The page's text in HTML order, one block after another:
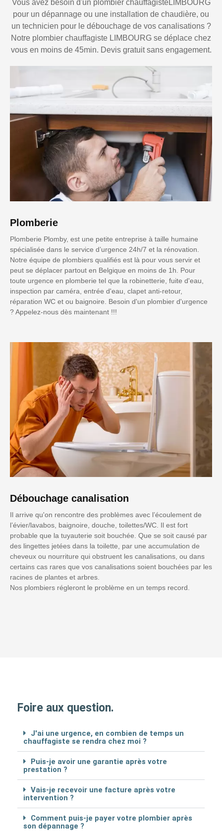
Vous avez besoin d'un plombier chauffagisteLIMBOURG
pour un dépannage ou une installation de chaudière, ou
un technicien pour le débouchage de vos canalisations ?
Notre plombier chauffagiste LIMBOURG se déplace chez
vous en moins de 45min. Devis gratuit sans engagement.
Plomberie
Plomberie Plomby, est une petite entreprise à taille humaine
spécialisée dans le service d’urgence 24h/7 et la rénovation.
Notre équipe de plombiers qualifiés est là pour vous servir et
peut se déplacer partout en Belgique en moins de 1h. Pour
toute urgence en plomberie tel que la robinetterie, fuite d'eau,
inspection par caméra, entrée d'eau, clapet anti-retour,
réparation WC et ou baignoire. Besoin d'un plombier d'urgence
? Appelez-nous dès maintenant !!!
Débouchage canalisation
Il arrive qu'on rencontre des problèmes avec l’écoulement de
l’évier/lavabos, baignoire, douche, toilettes/WC. Il est fort
probable que la tuyauterie soit bouchée. Que se soit causé par
des lingettes jetées dans la toilette, par une accumulation de
cheveux ou nourriture qui obstruent les canalisations, ou dans
certains cas rares que vos canalisations soient bouchées par les
racines de plantes et arbres.
Nos plombiers régleront le problème en un temps record.
Foire aux question.
J'ai une urgence, en combien de temps un
chauffagiste se rendra chez moi ?
Puis-je avoir une garantie après votre
prestation ?
Vais-je recevoir une facture après votre
intervention ?
Comment puis-je payer votre plombier après
son dépannage ?